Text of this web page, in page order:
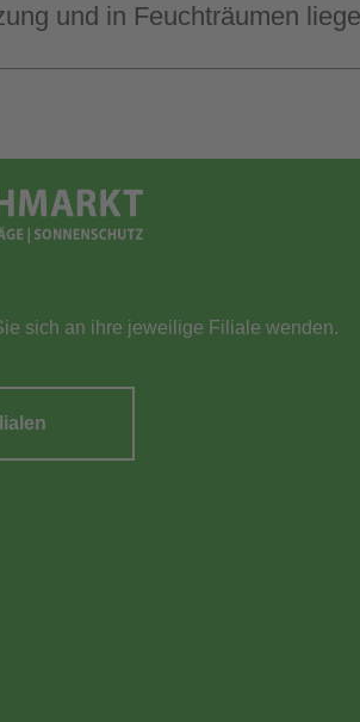
und in Feuchträumen
sich an ihre jeweilige Filiale wenden.